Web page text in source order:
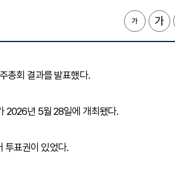
총회 결과를 발표했다.
2026년 5월 28일에 개최됐다.
투표권이 있었다.